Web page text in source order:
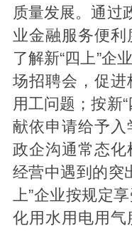
质量发展。通过
业金融服务便利
了解新“四上”企
场招聘会，促进
用工问题；按新
献依申请给予入
政企沟通常态化
经营中遇到的突
上”企业按规定
化用水用电用气